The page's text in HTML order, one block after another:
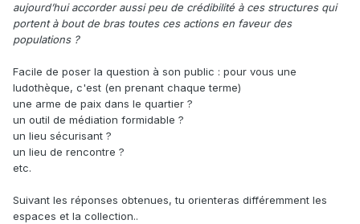
aujourd’hui accorder aussi peu de crédibilité à ces structures qui
portent à bout de bras toutes ces actions en faveur des
populations ?
Facile de poser la question à son public : pour vous une
ludothèque, c'est (en prenant chaque terme)
une arme de paix dans le quartier ?
un outil de médiation formidable ?
un lieu sécurisant ?
un lieu de rencontre ?
etc.
Suivant les réponses obtenues, tu orienteras différemment les
espaces et la collection..